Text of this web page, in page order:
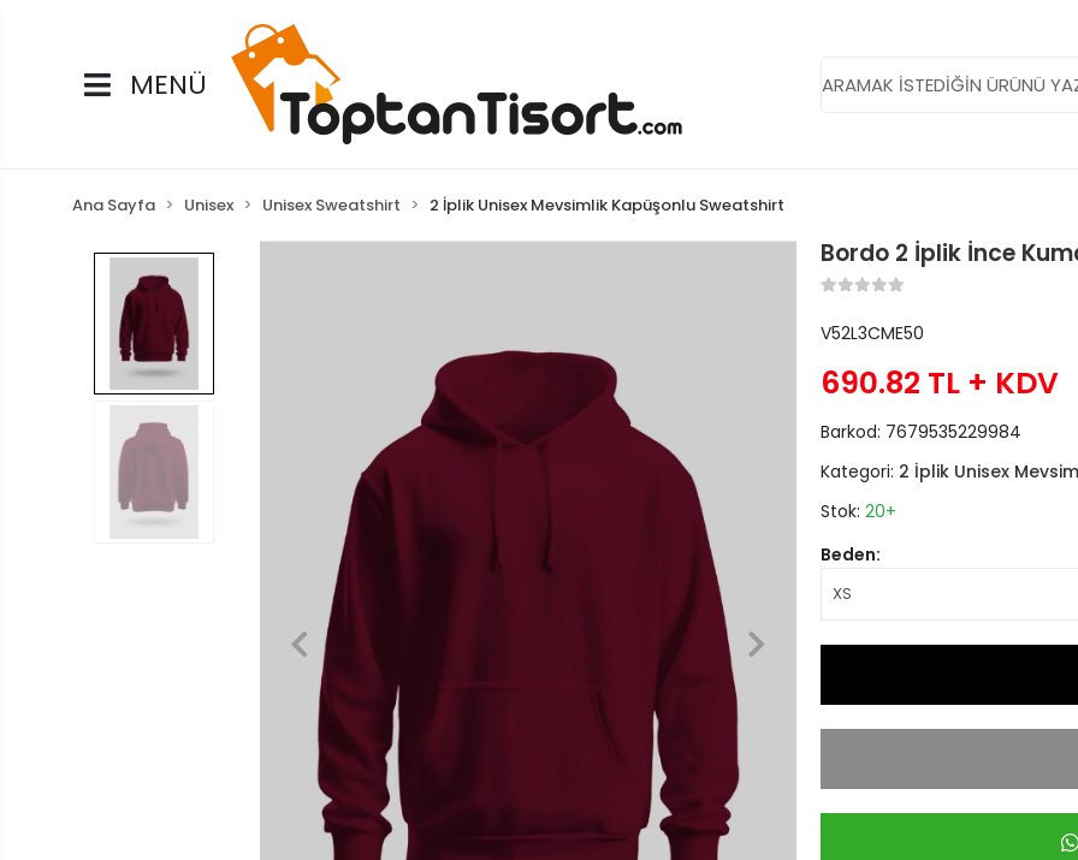
MENÜ
Ana Sayfa Unisex Unisex Sweatshirt 2 İplik Unisex Mevsimlik Kapüşonlu Sweatshirt
Bordo 2 İplik İnce
V52L3CME50
690.82 TL + KDV
Barkod: 7679535229984
Kategori: 2 İplik Unisex
Stok: 20+
Beden: